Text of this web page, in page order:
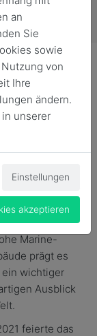
Euch
des Marine-
es dafür gute
Seefahrt
Marine-
prägt es
ein wichtiger
Ausblick
feierte das
an
Sie
sowie
von
Ihre
ändern.
unserer
Einstellungen
akzeptieren